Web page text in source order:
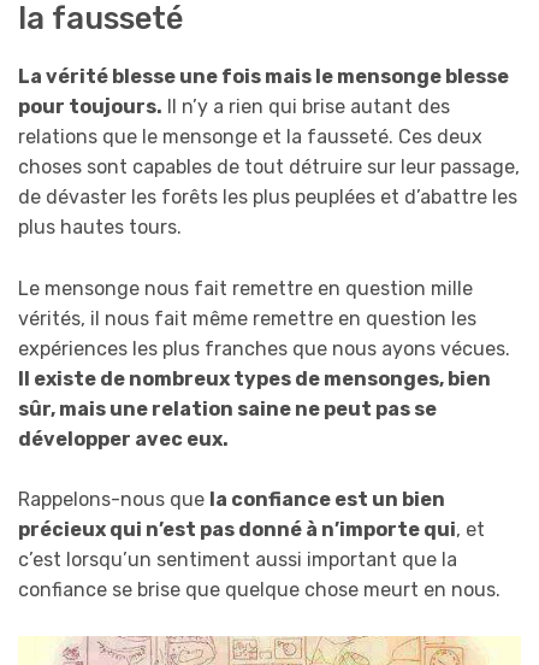
la fausseté
La vérité blesse une fois mais le mensonge blesse
pour toujours. Il n’y a rien qui brise autant des
relations que le mensonge et la fausseté. Ces deux
choses sont capables de tout détruire sur leur passage,
de dévaster les forêts les plus peuplées et d’abattre les
plus hautes tours.
Le mensonge nous fait remettre en question mille
vérités, il nous fait même remettre en question les
expériences les plus franches que nous ayons vécues.
Il existe de nombreux types de mensonges, bien
sûr, mais une relation saine ne peut pas se
développer avec eux.
Rappelons-nous que la confiance est un bien
précieux qui n’est pas donné à n’importe qui, et
c’est lorsqu’un sentiment aussi important que la
confiance se brise que quelque chose meurt en nous.